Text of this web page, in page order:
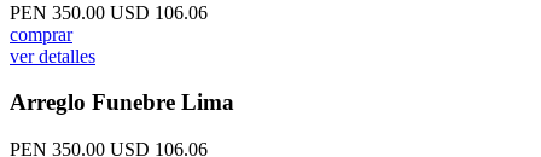
PEN 350.00 USD 106.06
comprar
ver detalles
Arreglo Funebre Lima
PEN 350.00 USD 106.06